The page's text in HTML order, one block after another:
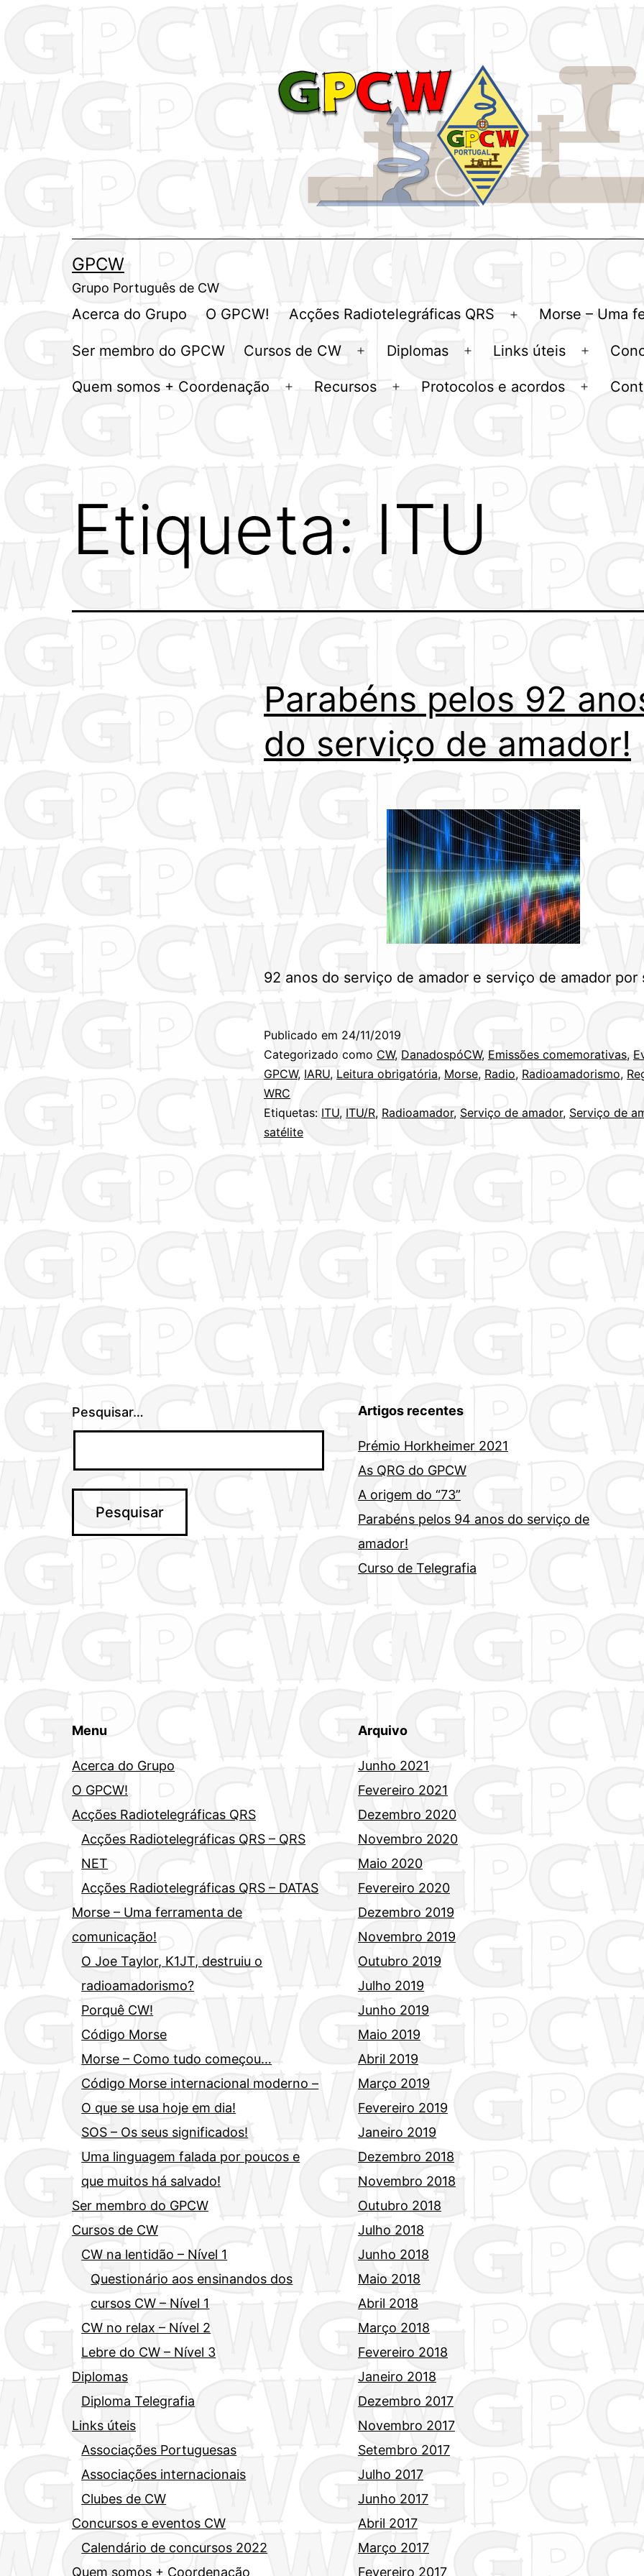
GPCW
Grupo Português de CW
Acerca do Grupo O GPCW! Acções Radiotelegráficas QRS
AbrirMorse – Uma
Ser membro do GPCW Cursos de CW
AbrirDiplomas
AbrirLinks úteis
Abrir
Quem somos + Coordenação
AbrirRecursos
AbrirProtocolos e acordos
Abrir
Etiqueta: ITU
Parabéns pelos 92
do serviço de amador!
92 anos do serviço de amador e serviço de amador por
Publicado em 24/11/2019
Categorizado como CW, DanadospóCW, Emissões comemorativas,
GPCW, IARU, Leitura obrigatória, Morse, Radio, Radioamadorismo,
WRC
Etiquetas: ITU, ITU/R, Radioamador, Serviço de amador, Serviço de
satélite
Pesquisar… Artigos recentes
Prémio Horkheimer 2021
As QRG do GPCW
A origem do “73”
Parabéns pelos 94 anos do serviço de
amador!
Curso de Telegrafia
Menu
Acerca do Grupo
O GPCW!
Acções Radiotelegráficas QRS
Acções Radiotelegráficas QRS – QRS
NET
Acções Radiotelegráficas QRS – DATAS
Morse – Uma ferramenta de
comunicação!
O Joe Taylor, K1JT, destruiu o
radioamadorismo?
Porquê CW!
Código Morse
Morse – Como tudo começou…
Código Morse internacional moderno –
O que se usa hoje em dia!
SOS – Os seus significados!
Uma linguagem falada por poucos e
que muitos há salvado!
Ser membro do GPCW
Cursos de CW
CW na lentidão – Nível 1
Questionário aos ensinandos dos
cursos CW – Nível 1
CW no relax – Nível 2
Lebre do CW – Nível 3
Diplomas
Diploma Telegrafia
Links úteis
Associações Portuguesas
Associações internacionais
Clubes de CW
Concursos e eventos CW
Calendário de concursos 2022
Quem somos + Coordenação
Arquivo
Junho 2021
Fevereiro 2021
Dezembro 2020
Novembro 2020
Maio 2020
Fevereiro 2020
Dezembro 2019
Novembro 2019
Outubro 2019
Julho 2019
Junho 2019
Maio 2019
Abril 2019
Março 2019
Fevereiro 2019
Janeiro 2019
Dezembro 2018
Novembro 2018
Outubro 2018
Julho 2018
Junho 2018
Maio 2018
Abril 2018
Março 2018
Fevereiro 2018
Janeiro 2018
Dezembro 2017
Novembro 2017
Setembro 2017
Julho 2017
Junho 2017
Abril 2017
Março 2017
Fevereiro 2017